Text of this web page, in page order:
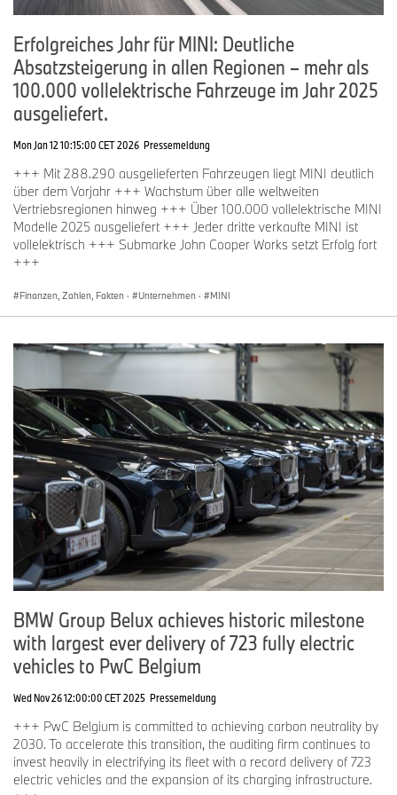
Erfolgreiches Jahr für MINI: Deutliche
Absatzsteigerung in allen Regionen – mehr als
100.000 vollelektrische Fahrzeuge im Jahr 2025
ausgeliefert.
Mon Jan 12 10:15:00 CET 2026 Pressemeldung
+++ Mit 288.290 ausgelieferten Fahrzeugen liegt MINI deutlich
über dem Vorjahr +++ Wachstum über alle weltweiten
Vertriebsregionen hinweg +++ Über 100.000 vollelektrische MINI
Modelle 2025 ausgeliefert +++ Jeder dritte verkaufte MINI ist
vollelektrisch +++ Submarke John Cooper Works setzt Erfolg fort
+++
Finanzen, Zahlen, Fakten · Unternehmen · MINI
BMW Group Belux achieves historic milestone
with largest ever delivery of 723 fully electric
vehicles to PwC Belgium
Wed Nov 26 12:00:00 CET 2025 Pressemeldung
+++ PwC Belgium is committed to achieving carbon neutrality by
2030. To accelerate this transition, the auditing firm continues to
invest heavily in electrifying its fleet with a record delivery of 723
electric vehicles and the expansion of its charging infrastructure.